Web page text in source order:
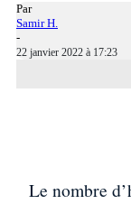
Par
Samir H.
-
22 janvier 2022 à 17:23
Le nombre